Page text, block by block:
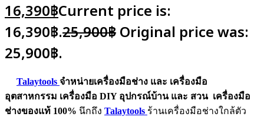
16,390฿Current price is:
16,390฿.25,900฿Original price was:
25,900฿.
Talaytools จำหน่ายเครื่องมือช่าง และ เครื่องมือ
อุตสาหกรรม เครื่องมือ DIY อุปกรณ์บ้าน และ สวน เครื่องมือ
ช่างของแท้ 100% นึกถึง Talaytools ร้านเครื่องมือช่างใกล้ตัว